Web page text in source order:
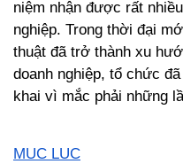
niệm nhận được rất
nghiệp. Trong thời đại
thuật đã trở thành xu
doanh nghiệp, tổ chức
khai vì mắc phải những
MỤC LỤC